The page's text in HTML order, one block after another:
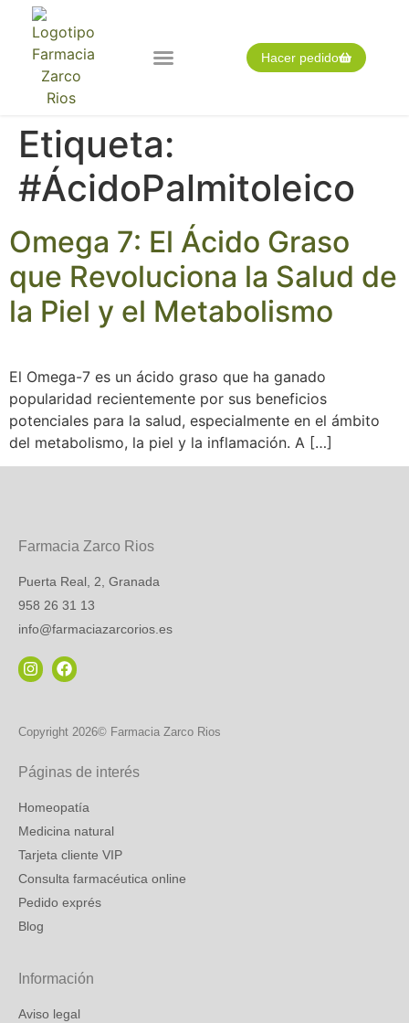
Hacer pedido
Etiqueta:
#ÁcidoPalmitoleico
Omega 7: El Ácido Graso
que Revoluciona la Salud de
la Piel y el Metabolismo
El Omega-7 es un ácido graso que ha ganado
popularidad recientemente por sus beneficios
potenciales para la salud, especialmente en el ámbito
del metabolismo, la piel y la inflamación. A […]
Farmacia Zarco Rios
Puerta Real, 2, Granada
958 26 31 13
info@farmaciazarcorios.es
Copyright 2026© Farmacia Zarco Rios
Páginas de interés
Homeopatía
Medicina natural
Tarjeta cliente VIP
Consulta farmacéutica online
Pedido exprés
Blog
Información
Aviso legal